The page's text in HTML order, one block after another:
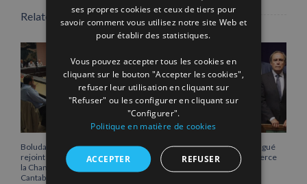
Related Posts
Boluda Corporación Marítima
rejoint l’Assemblée plénière de
la Chambre de commerce de
Cantabrie
Vicente Boluda Fos distingué
par la Chambre de commerce
FRENCH
ses propres cookies et ceux de tiers pour
savoir comment vous utilisez notre site Web et
pour établir des statistiques.
Vous pouvez accepter tous les cookies en
cliquant sur le bouton "Accepter les cookies",
refuser leur utilisation en cliquant sur
"Refuser" ou les configurer en cliquant sur
"Configurer".
Politique en matière de cookies
ACCEPTER REFUSER